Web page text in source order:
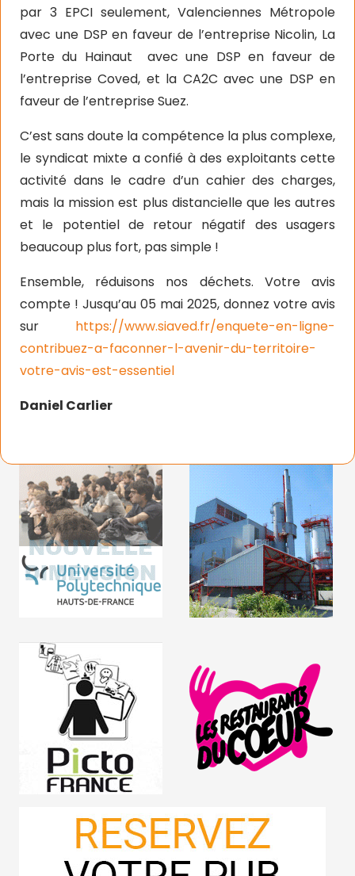
par 3 EPCI seulement, Valenciennes Métropole
avec une DSP en faveur de l’entreprise Nicolin, La
Porte du Hainaut
avec une DSP en faveur de
l’entreprise Coved, et la CA2C avec une DSP en
faveur de l’entreprise Suez.
C’est sans doute la compétence la plus complexe,
le syndicat mixte a confié à des exploitants cette
activité dans le cadre d’un cahier des charges,
mais la mission est plus distancielle que les autres
et le potentiel de retour négatif des usagers
beaucoup plus fort, pas simple !
Ensemble, réduisons nos déchets. Votre avis
compte ! Jusqu’au 05 mai 2025, donnez votre avis
sur https://www.siaved.fr/enquete-en-ligne-
contribuez-a-faconner-l-avenir-du-territoire-
votre-avis-est-essentiel
Daniel Carlier